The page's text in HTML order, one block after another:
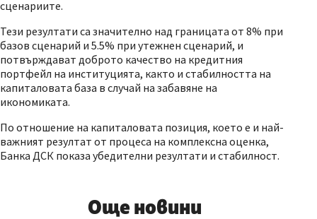
сценариите.
Тези резултати са значително над границата от 8% при
базов сценарий и 5.5% при утежнен сценарий, и
потвърждават доброто качество на кредитния
портфейл на институцията, както и стабилността на
капиталовата база в случай на забавяне на
икономиката.
По отношение на капиталовата позиция, което е и най-
важният резултат от процеса на комплексна оценка,
Банка ДСК показа убедителни резултати и стабилност.
Още новини